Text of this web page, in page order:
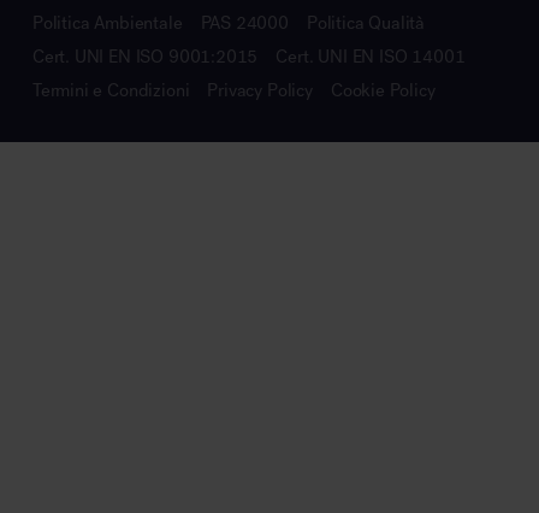
Politica Ambientale PAS 24000
Politica Qualità
Cert. UNI EN ISO 9001:2015
Cert. UNI EN ISO 14001
Termini e Condizioni
Privacy Policy Cookie Policy